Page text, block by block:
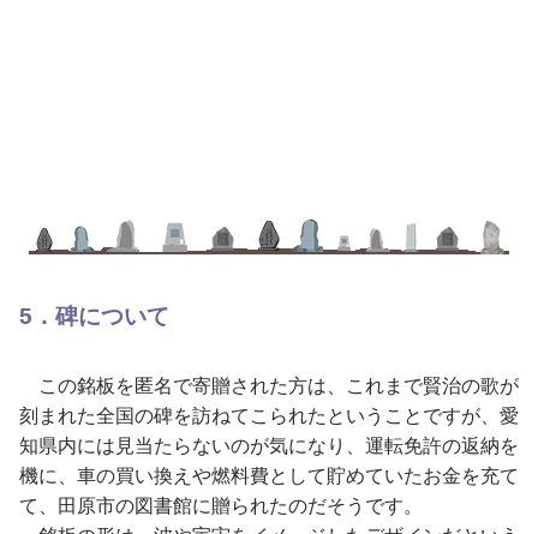
5．碑について
この銘板を匿名で寄贈された方は、これまで賢治の歌が
刻まれた全国の碑を訪ねてこられたということですが、愛
知県内には見当たらないのが気になり、運転免許の返納を
機に、車の買い換えや燃料費として貯めていたお金を充て
て、田原市の図書館に贈られたのだそうです。